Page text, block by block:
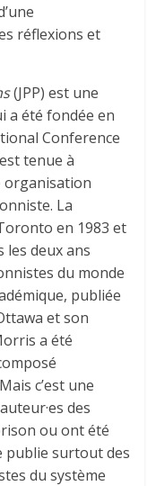
réflexions et
(JPP) est une
a été fondée en
Conference
tenue à
organisation
La
en 1983 et
les deux ans
du monde
publiée
et son
a été
c’est une
des
ou ont été
publie surtout des
du système